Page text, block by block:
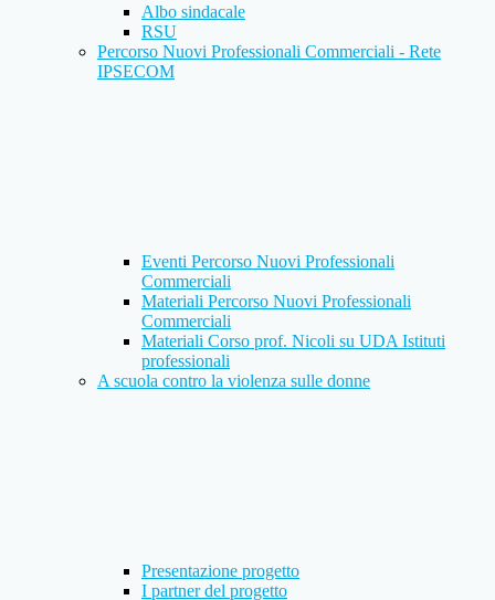
Albo sindacale
RSU
Percorso Nuovi Professionali Commerciali - Rete
IPSECOM
Eventi Percorso Nuovi Professionali
Commerciali
Materiali Percorso Nuovi Professionali
Commerciali
Materiali Corso prof. Nicoli su UDA Istituti
professionali
A scuola contro la violenza sulle donne
Presentazione progetto
I partner del progetto